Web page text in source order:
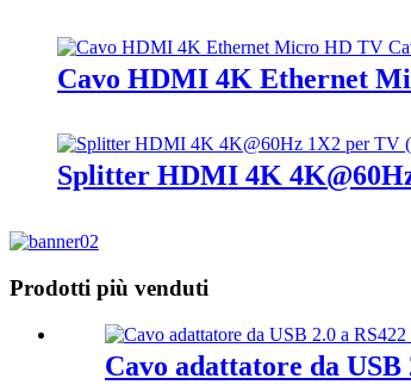
Cavo HDMI 4K Ethernet
Splitter HDMI 4K
Prodotti più venduti
Cavo adattatore da USB